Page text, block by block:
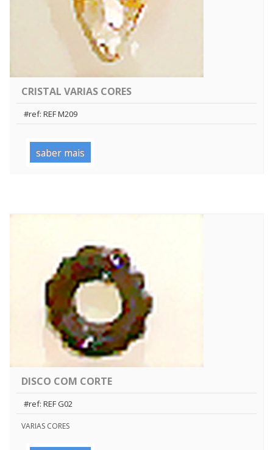
CRISTAL VARIAS CORES
#ref: REF M209
saber mais
DISCO COM CORTE
#ref: REF G02
VARIAS CORES